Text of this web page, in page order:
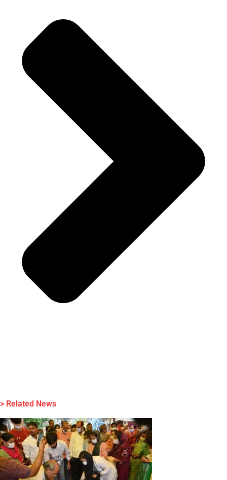
> Related News